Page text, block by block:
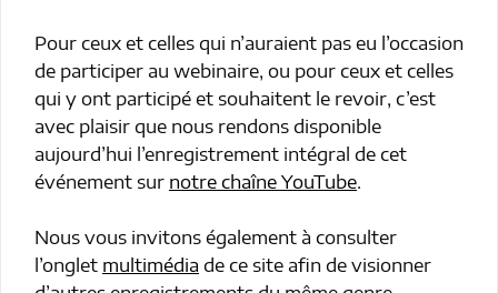
Pour ceux et celles qui n’auraient pas eu l’occasion
de participer au webinaire, ou pour ceux et celles
qui y ont participé et souhaitent le revoir, c’est
avec plaisir que nous rendons disponible
aujourd’hui l’enregistrement intégral de cet
événement sur notre chaîne YouTube.
Nous vous invitons également à consulter
l’onglet multimédia de ce site afin de visionner